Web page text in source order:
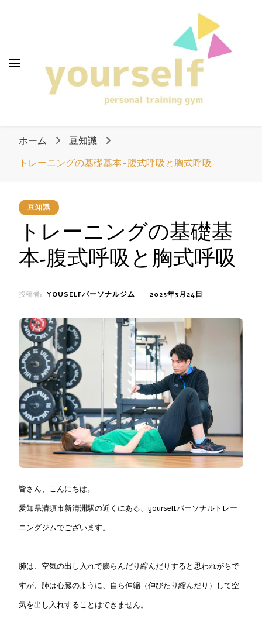
愛知県清須市のパーソ
ナルトレーニングジ
ム「yourself」
ソナルトレーニング
ジム「yourself」
ホーム
豆知識
トレーニングの基礎基本-腹式呼吸と胸式呼吸
豆知識
トレーニングの基礎基
本-腹式呼吸と胸式呼吸
投稿者: YOUSELFパーソナルジム 2025年3月24日
皆さん、こんにちは。
愛知県清須市新清洲駅の近くにある、yourselfパーソナルトレー
ニングジムでございます。
肺は、空気の出し入れで膨らんだり縮んだりすると思われがちで
すが、肺は心臓のように、自ら伸縮（伸びたり縮んだり）して空
気を出し入れすることはできません。